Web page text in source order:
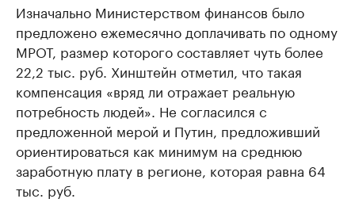
Изначально Министерством финансов было
предложено ежемесячно доплачивать по одному
МРОТ, размер которого составляет чуть более
22,2 тыс. руб. Хинштейн отметил, что такая
компенсация «вряд ли отражает реальную
потребность людей». Не согласился с
предложенной мерой и Путин, предложивший
ориентироваться как минимум на среднюю
заработную плату в регионе, которая равна 64
тыс. руб.